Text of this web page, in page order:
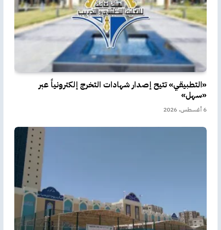
«التطبيقي» تتيح إصدار شهادات التخرج إلكترونياً عبر
«سهل»
6 أغسطس، 2026